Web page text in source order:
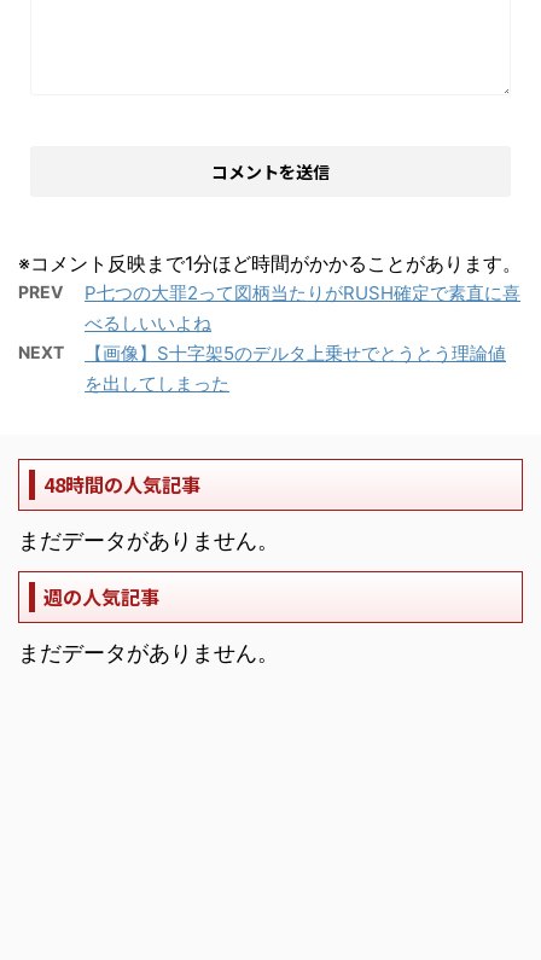
※コメント反映まで1分ほど時間がかかることがあります。
PREV
P七つの大罪2って図柄当たりがRUSH確定で素直に喜
べるしいいよね
NEXT
【画像】S十字架5のデルタ上乗せでとうとう理論値
を出してしまった
48時間の人気記事
まだデータがありません。
週の人気記事
まだデータがありません。